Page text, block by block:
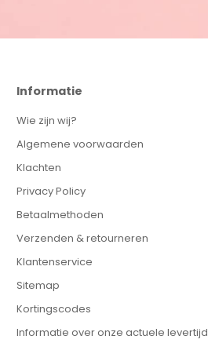
Informatie
Wie zijn wij?
Algemene voorwaarden
Klachten
Privacy Policy
Betaalmethoden
Verzenden & retourneren
Klantenservice
Sitemap
Kortingscodes
Informatie over onze actuele levertijd